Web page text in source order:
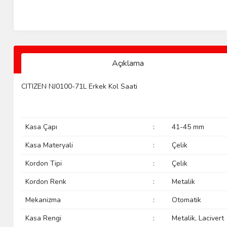
Açıklama
CITIZEN NJ0100-71L Erkek Kol Saati
Kasa Çapı :
41-45 mm
Kasa Materyali
:
Çelik
Kordon Tipi
:
Çelik
Kordon Renk
:
Metalik
Mekanizma
:
Otomatik
Kasa Rengi
:
Metalik, Lacivert